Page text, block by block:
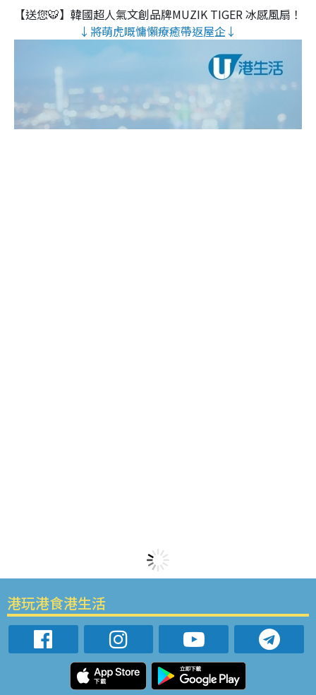
【送您🐯】韓國超人氣文創品牌MUZIK TIGER 冰感風扇！
↓將萌虎嘅慵懶療癒帶返屋企↓
港玩港食港生活